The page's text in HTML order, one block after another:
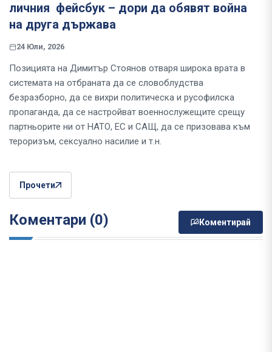
личния фейсбук – дори да обявят война
на друга държава
24 Юли, 2026
Позицията на Димитър Стоянов отваря широка врата в
системата на отбраната да се словоблудства
безразборно, да се вихри политическа и русофилска
пропаганда, да се настройват военнослужещите срещу
партньорите ни от НАТО, ЕС и САЩ, да се призовава към
тероризъм, сексуално насилие и т.н.
Прочети
Коментари (0) Коментирай